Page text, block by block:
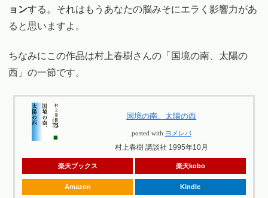
ョンする。それはもうあなたの脳みそにエラく影響力があ
ると思いますよ。
ちなみにこの作品は村上春樹さんの「国境の南、太陽の
西」の一節です。
国境の南、太陽の西
posted with ヨメレバ
村上春樹 講談社 1995年10月
楽天ブックス 楽天kobo
Amazon Kindle